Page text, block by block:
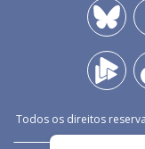
Todos os direitos